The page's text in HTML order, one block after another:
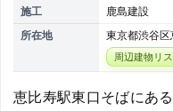
施工
鹿島建設
所在地
東京都渋谷
周辺建物リ
恵比寿駅東口そばにあ